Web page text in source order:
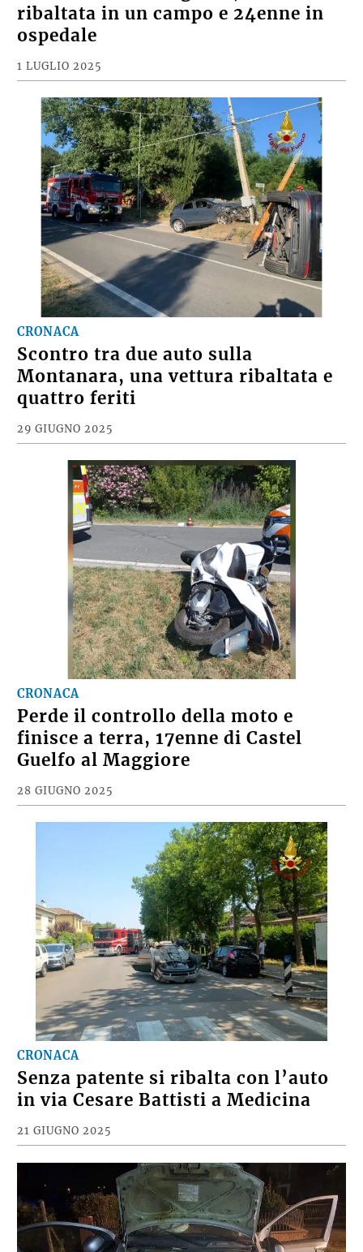
ribaltata in un campo e 24enne in
ospedale
1 LUGLIO 2025
CRONACA
Scontro tra due auto sulla
Montanara, una vettura ribaltata e
quattro feriti
29 GIUGNO 2025
CRONACA
Perde il controllo della moto e
finisce a terra, 17enne di Castel
Guelfo al Maggiore
28 GIUGNO 2025
CRONACA
Senza patente si ribalta con l’auto
in via Cesare Battisti a Medicina
21 GIUGNO 2025